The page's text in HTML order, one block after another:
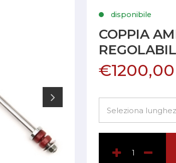
disponibile
COPPIA
€1200,00